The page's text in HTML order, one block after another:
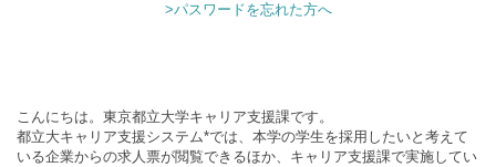
>パスワードを忘れた方へ
こんにちは。東京都立大学キャリア支援課です。
都立大キャリア支援システム*では、本学の学生を採用したいと考えて
いる企業からの求人票が閲覧できるほか、キャリア支援課で実施してい